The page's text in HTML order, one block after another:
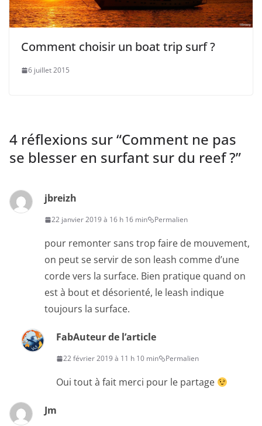
Comment choisir un boat trip surf ?
6 juillet 2015
4 réflexions sur “Comment ne pas
se blesser en surfant sur du reef ?”
jbreizh
22 janvier 2019 à 16 h 16 min Permalien
pour remonter sans trop faire de mouvement,
on peut se servir de son leash comme d’une
corde vers la surface. Bien pratique quand on
est à bout et désorienté, le leash indique
toujours la surface.
FabAuteur de l’article
22 février 2019 à 11 h 10 min Permalien
Oui tout à fait merci pour le partage
Jm